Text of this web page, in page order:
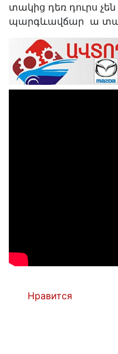
տակից դեռ դուրս չեն
պարգևավճար ա
Нравится